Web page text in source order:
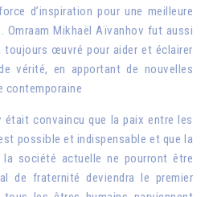
d’inspiration pour une meilleure
Omraam Mikhaël Aïvanhov fut aussi
toujours œuvré pour aider et éclairer
vérité, en apportant de nouvelles
contemporaine
était convaincu que la paix entre les
possible et indispensable et que la
société actuelle ne pourront être
de fraternité deviendra le premier